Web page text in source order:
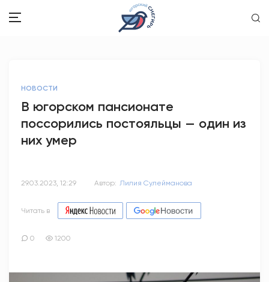
ОБРАЗОВАНИЕ
КУЛЬТУРА
СПОРТ
НОВОСТИ
В югорском пансионате
поссорились постояльцы — один из
них умер
29.03.2023, 12:29 Автор: Лилия Сулейманова
Читать в
0 1200